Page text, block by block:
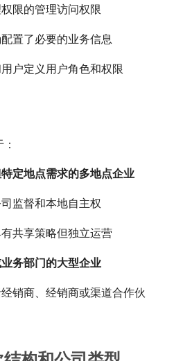
限的管理访问权限
置了必要的业务信息
户定义用户角色和权限
定地点需求的多地点企业
监督和本地自主权
有共享策略但独立运营
务部门的大型企业
销商、经销商或渠道合作伙